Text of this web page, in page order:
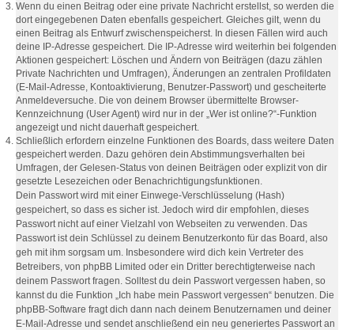
Wenn du einen Beitrag oder eine private Nachricht erstellst, so werden die
dort eingegebenen Daten ebenfalls gespeichert. Gleiches gilt, wenn du
einen Beitrag als Entwurf zwischenspeicherst. In diesen Fällen wird auch
deine IP-Adresse gespeichert. Die IP-Adresse wird weiterhin bei folgenden
Aktionen gespeichert: Löschen und Ändern von Beiträgen (dazu zählen
Private Nachrichten und Umfragen), Änderungen an zentralen Profildaten
(E-Mail-Adresse, Kontoaktivierung, Benutzer-Passwort) und gescheiterte
Anmeldeversuche. Die von deinem Browser übermittelte Browser-
Kennzeichnung (User Agent) wird nur in der „Wer ist online?“-Funktion
angezeigt und nicht dauerhaft gespeichert.
Schließlich erfordern einzelne Funktionen des Boards, dass weitere Daten
gespeichert werden. Dazu gehören dein Abstimmungsverhalten bei
Umfragen, der Gelesen-Status von deinen Beiträgen oder explizit von dir
gesetzte Lesezeichen oder Benachrichtigungsfunktionen.
Dein Passwort wird mit einer Einwege-Verschlüsselung (Hash)
gespeichert, so dass es sicher ist. Jedoch wird dir empfohlen, dieses
Passwort nicht auf einer Vielzahl von Webseiten zu verwenden. Das
Passwort ist dein Schlüssel zu deinem Benutzerkonto für das Board, also
geh mit ihm sorgsam um. Insbesondere wird dich kein Vertreter des
Betreibers, von phpBB Limited oder ein Dritter berechtigterweise nach
deinem Passwort fragen. Solltest du dein Passwort vergessen haben, so
kannst du die Funktion „Ich habe mein Passwort vergessen“ benutzen. Die
phpBB-Software fragt dich dann nach deinem Benutzernamen und deiner
E-Mail-Adresse und sendet anschließend ein neu generiertes Passwort an